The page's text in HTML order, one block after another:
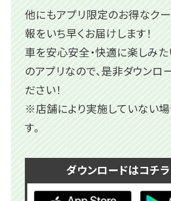
他にもアプリ限定のお得なク
報をいち早くお届けします！
車を安心安全・快適に楽しみ
のアプリなので、是非ダウンロ
ださい！
※店舗により実施していない
す。
ダウンロードはコチ